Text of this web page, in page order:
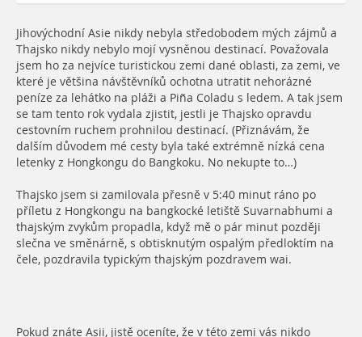
Jihovýchodní Asie nikdy nebyla středobodem mých zájmů a
Thajsko nikdy nebylo mojí vysněnou destinací. Považovala
jsem ho za nejvíce turistickou zemi dané oblasti, za zemi, ve
které je většina návštěvníků ochotna utratit nehorázné
peníze za lehátko na pláži a Piña Coladu s ledem. A tak jsem
se tam tento rok vydala zjistit, jestli je Thajsko opravdu
cestovním ruchem prohnilou destinací. (Přiznávám, že
dalším důvodem mé cesty byla také extrémně nízká cena
letenky z Hongkongu do Bangkoku. No nekupte to…)
Thajsko jsem si zamilovala přesně v 5:40 minut ráno po
příletu z Hongkongu na bangkocké letiště Suvarnabhumi a
thajským zvykům propadla, když mě o pár minut později
slečna ve směnárně, s obtisknutým ospalým předloktím na
čele, pozdravila typickým thajským pozdravem wai.
Pokud znáte Asii, jistě oceníte, že v této zemi vás nikdo